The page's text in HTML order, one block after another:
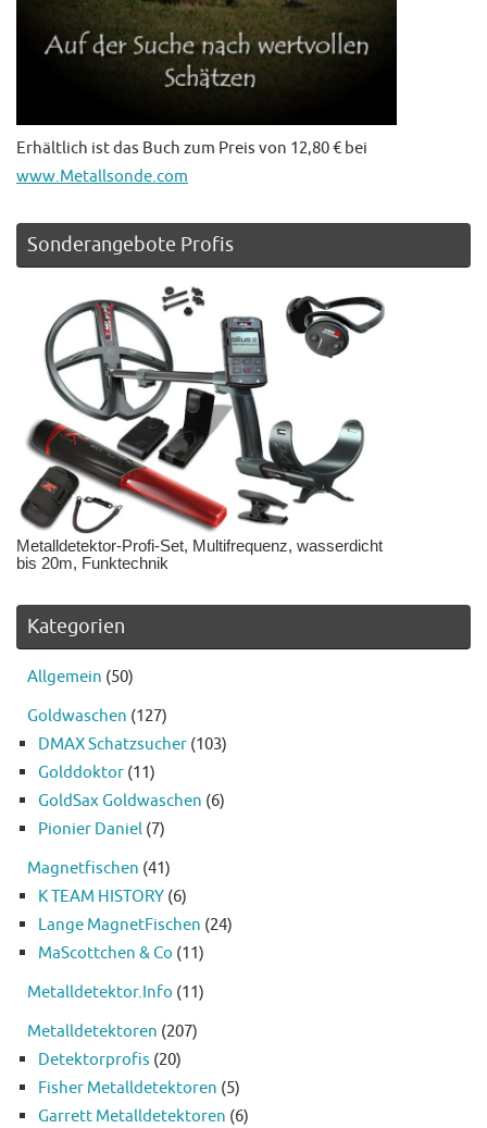
Erhältlich ist das Buch zum Preis von 12,80 € bei
www.Metallsonde.com
Sonderangebote Profis
Metalldetektor-Profi-Set, Multifrequenz, wasserdicht
bis 20m, Funktechnik
Kategorien
Allgemein (50)
Goldwaschen (127)
DMAX Schatzsucher (103)
Golddoktor (11)
GoldSax Goldwaschen (6)
Pionier Daniel (7)
Magnetfischen (41)
K TEAM HISTORY (6)
Lange MagnetFischen (24)
MaScottchen & Co (11)
Metalldetektor.Info (11)
Metalldetektoren (207)
Detektorprofis (20)
Fisher Metalldetektoren (5)
Garrett Metalldetektoren (6)